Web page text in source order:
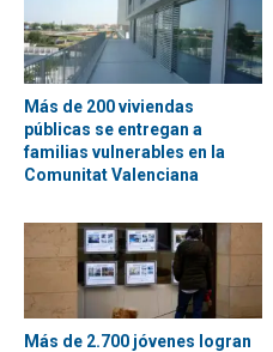
Más de 200 viviendas
públicas se entregan a
familias vulnerables en la
Comunitat Valenciana
Más de 2.700 jóvenes logran